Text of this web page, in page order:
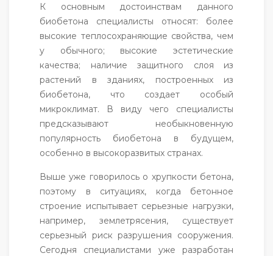
К основным достоинствам данного
биобетона специалисты относят: более
высокие теплосохраняющие свойства, чем
у обычного; высокие эстетические
качества; наличие защитного слоя из
растений в зданиях, построенных из
биобетона, что создает особый
микроклимат. В виду чего специалисты
предсказывают необыкновенную
популярность биобетона в будущем,
особенно в высокоразвитых странах.
Выше уже говорилось о хрупкости бетона,
поэтому в ситуациях, когда бетонное
строение испытывает серьезные нагрузки,
например, землетрясения, существует
серьезный риск разрушения сооружения.
Сегодня специалистами уже разработан